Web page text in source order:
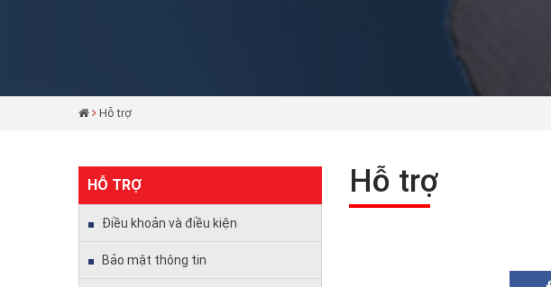
Hỗ trợ
HỖ TRỢ
Điều khoản và điều kiện
Bảo mật thông tin
Hỗ trợ